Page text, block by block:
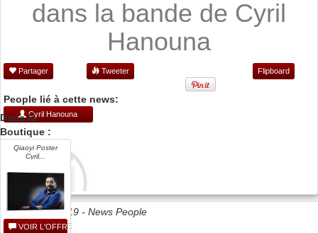
dans la bande de Cyril
Hanouna
Partager Tweeter Flipboard
People lié à cette news:
Cyril Hanouna
Date 05/09/2019 - News People
Dans la
Boutique :
Qiaoyi Poster
Cyril...
VOIR L'OFFRE